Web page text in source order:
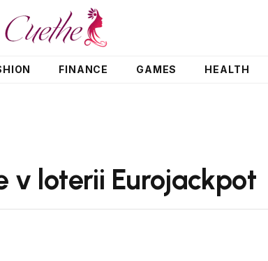
FINANCE GAMES HEALTH
v loterii Eurojackpot